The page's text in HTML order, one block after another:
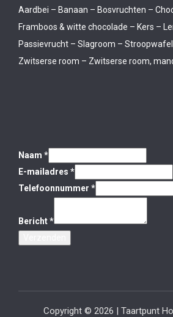
Aardbei – Banaan – Bosvruchten –
Framboos & witte chocolade – Kers –
Passievrucht – Slagroom –
Zwitserse room – Zwitserse room,
Naam *
E-mailadres *
Telefoonnummer *
Bericht*
Copyright © 2026 | Taartpunt